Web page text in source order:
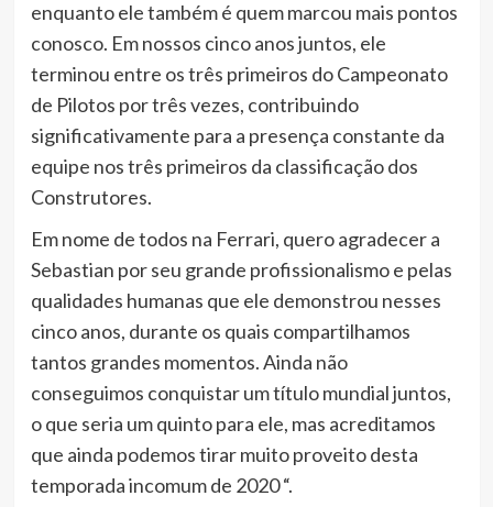
enquanto ele também é quem marcou mais pontos
conosco. Em nossos cinco anos juntos, ele
terminou entre os três primeiros do Campeonato
de Pilotos por três vezes, contribuindo
significativamente para a presença constante da
equipe nos três primeiros da classificação dos
Construtores.
Em nome de todos na Ferrari, quero agradecer a
Sebastian por seu grande profissionalismo e pelas
qualidades humanas que ele demonstrou nesses
cinco anos, durante os quais compartilhamos
tantos grandes momentos. Ainda não
conseguimos conquistar um título mundial juntos,
o que seria um quinto para ele, mas acreditamos
que ainda podemos tirar muito proveito desta
temporada incomum de 2020 “.